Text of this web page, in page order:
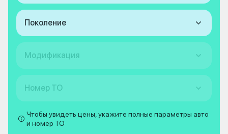
Поколение
Модификация
Номер ТО
Чтобы увидеть цены, укажите полные параметры авто
и номер ТО